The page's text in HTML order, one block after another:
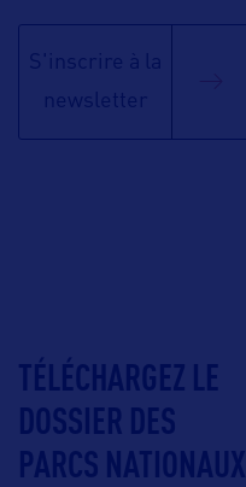
S'inscrire à la
newsletter
TÉLÉCHARGEZ LE
DOSSIER DES
PARCS NATIONAUX